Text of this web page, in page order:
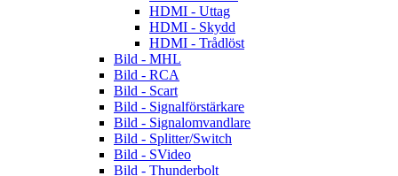
HDMI - Uttag
HDMI - Skydd
HDMI - Trådlöst
Bild - MHL
Bild - RCA
Bild - Scart
Bild - Signalförstärkare
Bild - Signalomvandlare
Bild - Splitter/Switch
Bild - SVideo
Bild - Thunderbolt